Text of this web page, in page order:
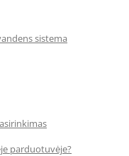
sistema
parduotuvėje?